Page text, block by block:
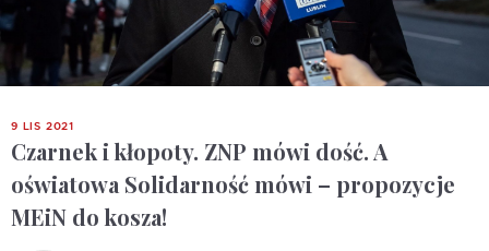
9 LIS 2021
Czarnek i kłopoty. ZNP mówi dość. A
oświatowa Solidarność mówi – propozycje
MEiN do kosza!